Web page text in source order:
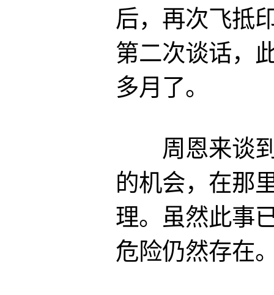
后，再次飞抵
第二次谈话，
多月了。
周恩来谈到
的机会，在那
理。虽然此事
危险仍然存在